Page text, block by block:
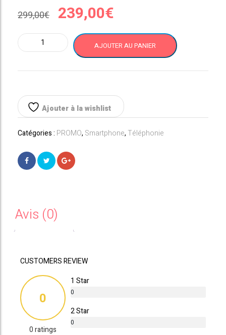
299,00€
Le
prix
initial
299,00€.
239,00€
prix
actuel
239,00€.
quantité
de
POCO
Pro
256
GB
AJOUTER AU PANIER
Ajouter à la wishlist
Catégories : PROMO, Smartphone,Téléphonie
Avis (0)
CUSTOMERS REVIEW
0
0 ratings
1 Star
0
2 Star
0